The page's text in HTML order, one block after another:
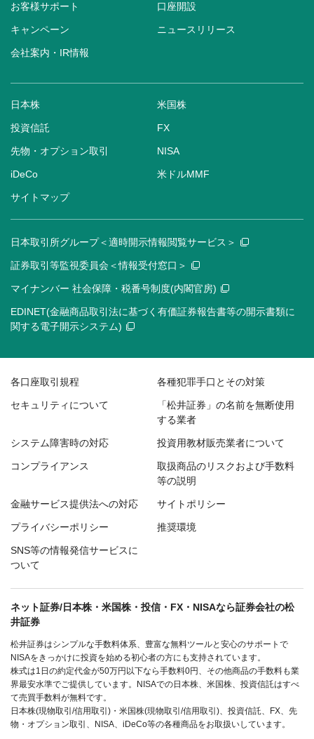
お客様サポート 口座開設
キャンペーン ニュースリリース
会社案内・IR情報
日本株 米国株
投資信託 FX
先物・オプション取引 NISA
iDeCo 米ドルMMF
サイトマップ
日本取引所グループ＜適時開示情報閲覧サービス＞
証券取引等監視委員会＜情報受付窓口＞
マイナンバー 社会保障・税番号制度(内閣官房)
EDINET(金融商品取引法に基づく有価証券報告書等の開示書類に
関する電子開示システム)
各口座取引規程 各種犯罪手口とその対策
セキュリティについて
「松井証券」の名前を無断使用
する業者
システム障害時の対応 投資用教材販売業者について
コンプライアンス
取扱商品のリスクおよび手数料
等の説明
金融サービス提供法への対応 サイトポリシー
プライバシーポリシー 推奨環境
SNS等の情報発信サービスに
ついて
ネット証券/日本株・米国株・投信・FX・NISAなら証券会社の松
井証券
松井証券はシンプルな手数料体系、豊富な無料ツールと安心のサポートで
NISAをきっかけに投資を始める初心者の方にも支持されています。
株式は1日の約定代金が50万円以下なら手数料0円、その他商品の手数料も業
界最安水準でご提供しています。NISAでの日本株、米国株、投資信託はすべ
て売買手数料が無料です。
日本株(現物取引/信用取引)・米国株(現物取引/信用取引)、投資信託、FX、先
物・オプション取引、NISA、iDeCo等の各種商品をお取扱いしています。